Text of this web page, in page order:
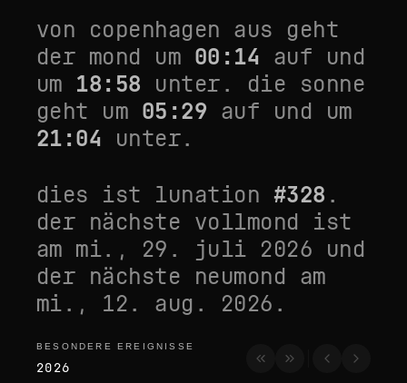
von copenhagen aus geht
der mond um 00:14 auf und
um 18:58 unter. die sonne
geht um 05:29 auf und um
21:04 unter.
dies ist lunation #328 .
der nächste vollmond ist
am mi., 29. juli 2026 und
der nächste neumond am
mi., 12. aug. 2026 .
besondere ereignisse
BESONDERE EREIGNISSE
2026